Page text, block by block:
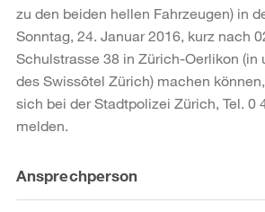
zu den beiden hellen Fahrzeugen) in
Sonntag, 24. Januar 2016, kurz nach
Schulstrasse 38 in Zürich-Oerlikon (in
des Swissôtel Zürich) machen
sich bei der Stadtpolizei Zürich, Tel. 0
melden.
Weitere
Informationen
Ansprechperson